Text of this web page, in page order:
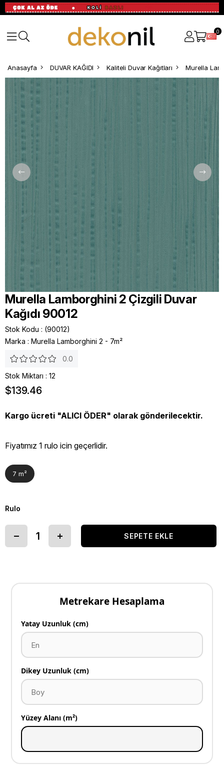
0
Anasayfa DUVAR KAĞIDI Kaliteli Duvar Kağıtları Murella
Murella Lamborghini 2 Çizgili Duvar
Kağıdı 90012
Stok Kodu
(90012)
Marka : Murella Lamborghini 2 - 7m²
0.0
Stok Miktarı : 12
$139.46
Kargo ücreti "ALICI ÖDER" olarak gönderilecektir.
Fiyatımız 1 rulo icin geçerlidir.
7 m²
Rulo
Metrekare Hesaplama
Yatay Uzunluk (cm)
Dikey Uzunluk (cm)
Yüzey Alanı (m²)